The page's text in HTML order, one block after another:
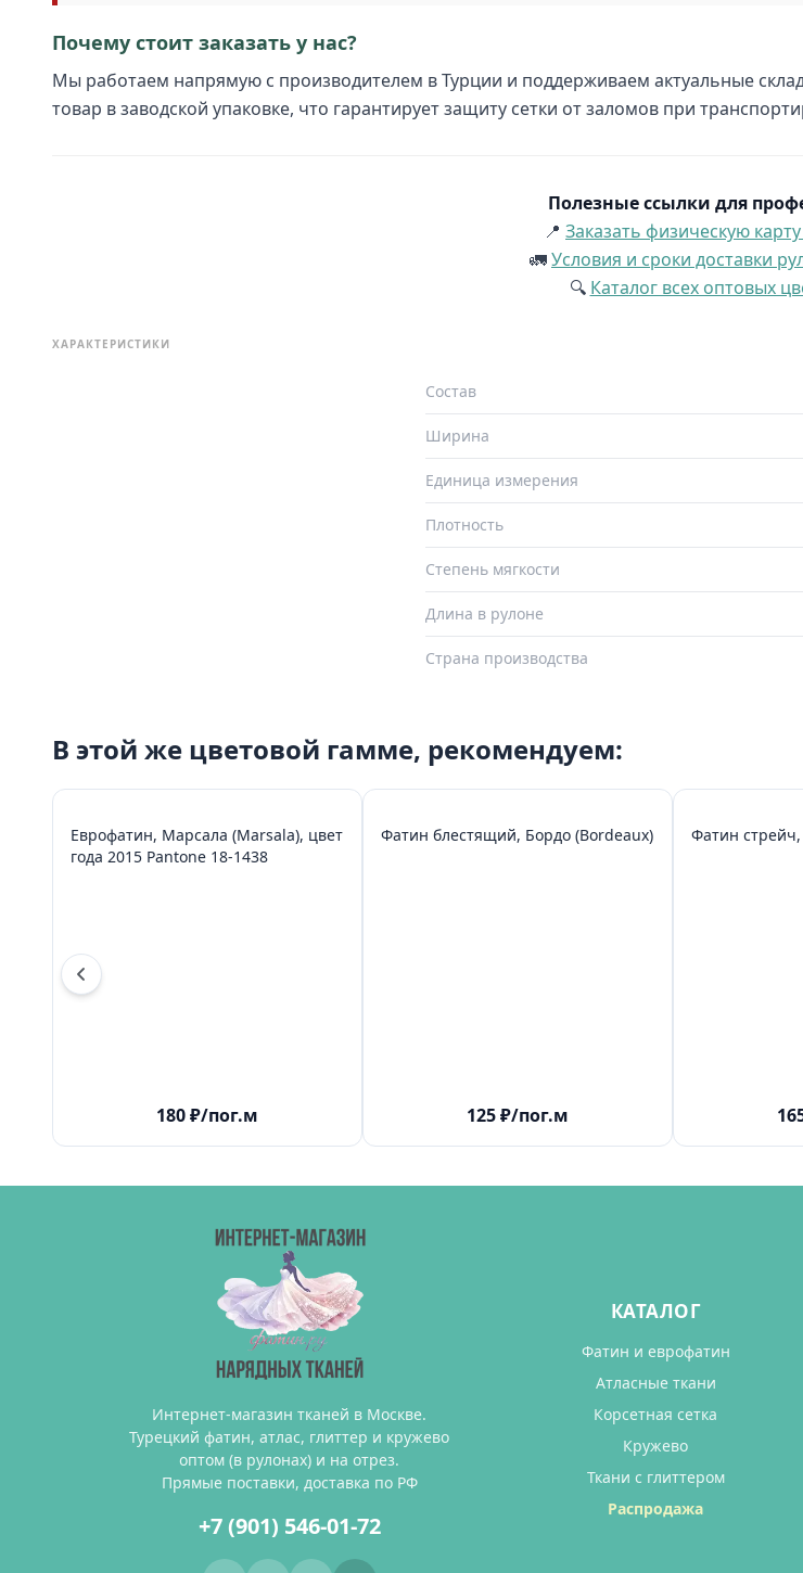
Почему стоит заказать у нас?
Мы работаем напрямую с производителем в Турции и поддерживаем актуальные
товар в заводской упаковке, что гарантирует защиту сетки от заломов при
Полезные ссылки для
📍 Заказать физическую
🚛Условия и сроки доставки
🔍 Каталог всех оптовых
ХАРАКТЕРИСТИКИ
Состав
Ширина
Единица измерения
Плотность
Степень мягкости
Длина в рулоне
Страна производства
В этой же цветовой гамме, рекомендуем:
Еврофатин, Марсала (Marsala), цвет
года 2015 Pantone 18-1438
180₽/пог.м
Фатин блестящий, Бордо (Bordeaux)
125₽/пог.м
Фатин
Интернет-магазин тканей в Москве.
Турецкий фатин, атлас, глиттер и кружево
оптом (в рулонах) и на отрез.
Прямые поставки, доставка по РФ
+7 (901) 546-01-72
КАТАЛОГ
Фатин и еврофатин
Атласные ткани
Корсетная сетка
Кружево
Ткани с глиттером
Распродажа